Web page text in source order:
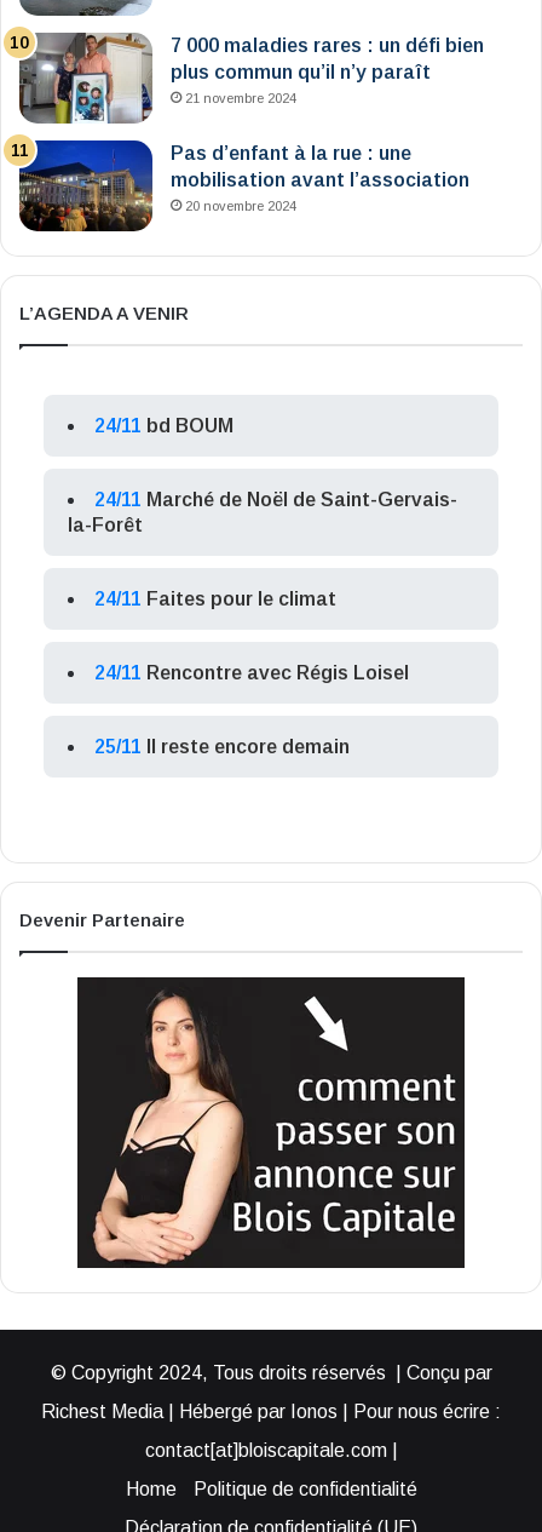
7 000 maladies rares : un défi bien
plus commun qu’il n’y paraît
21 novembre 2024
Pas d’enfant à la rue : une
mobilisation avant l’association
20 novembre 2024
L’AGENDA A VENIR
24/11 bd BOUM
24/11 Marché de Noël de Saint-Gervais-
la-Forêt
24/11 Faites pour le climat
24/11 Rencontre avec Régis Loisel
25/11 Il reste encore demain
Devenir Partenaire
© Copyright 2024, Tous droits réservés | Conçu par
Richest Media | Hébergé par Ionos | Pour nous écrire :
contact[at]bloiscapitale.com |
Home
Politique de confidentialité
Déclaration de confidentialité (UE)